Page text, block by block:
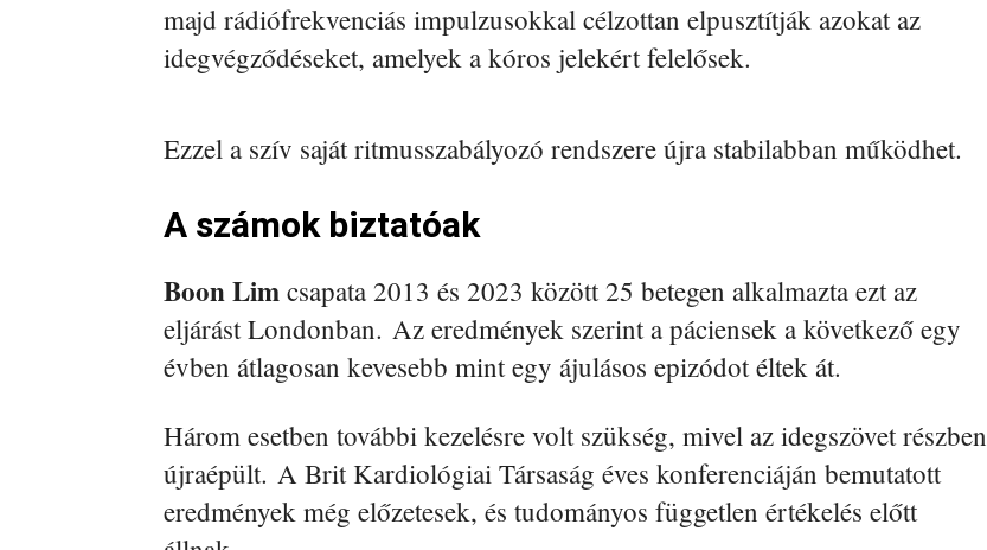
majd rádiófrekvenciás impulzusokkal célzottan elpusztítják azokat az
idegvégződéseket, amelyek a kóros jelekért felelősek.
Ezzel a szív saját ritmusszabályozó rendszere újra stabilabban működhet.
A számok biztatóak
Boon Lim csapata 2013 és 2023 között 25 betegen alkalmazta ezt az
eljárást Londonban. Az eredmények szerint a páciensek a következő egy
évben átlagosan kevesebb mint egy ájulásos epizódot éltek át.
Három esetben további kezelésre volt szükség, mivel az idegszövet részben
újraépült. A Brit Kardiológiai Társaság éves konferenciáján bemutatott
eredmények még előzetesek, és tudományos független értékelés előtt